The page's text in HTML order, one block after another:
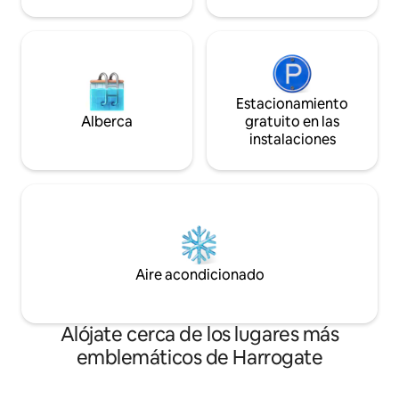
Alberca
Estacionamiento
gratuito en las
instalaciones
Aire acondicionado
Alójate cerca de los lugares más
emblemáticos de Harrogate